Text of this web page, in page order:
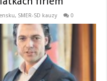
, SMER-SD kauzy 0